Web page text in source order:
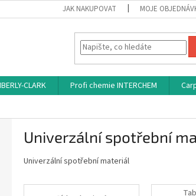
JAK NAKUPOVAT MOJE
CLARK Profi chemie INTERCHEM
Univerzální spotřební
Univerzální spotřební materiál